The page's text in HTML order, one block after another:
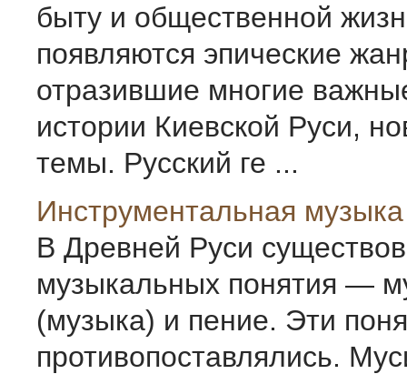
быту и общественной
появляются эпические
отразившие многие
истории Киевской Руси,
темы. Русский ге ...
Инструментальная музыка
В Древней Руси
музыкальных понятия —
(музыка) и пение. Эти
противопоставлялись.